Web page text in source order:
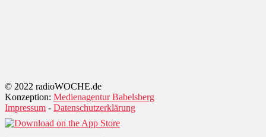
© 2022 radioWOCHE.de
Konzeption: Medienagentur Babelsberg
Impressum - Datenschutzerklärung